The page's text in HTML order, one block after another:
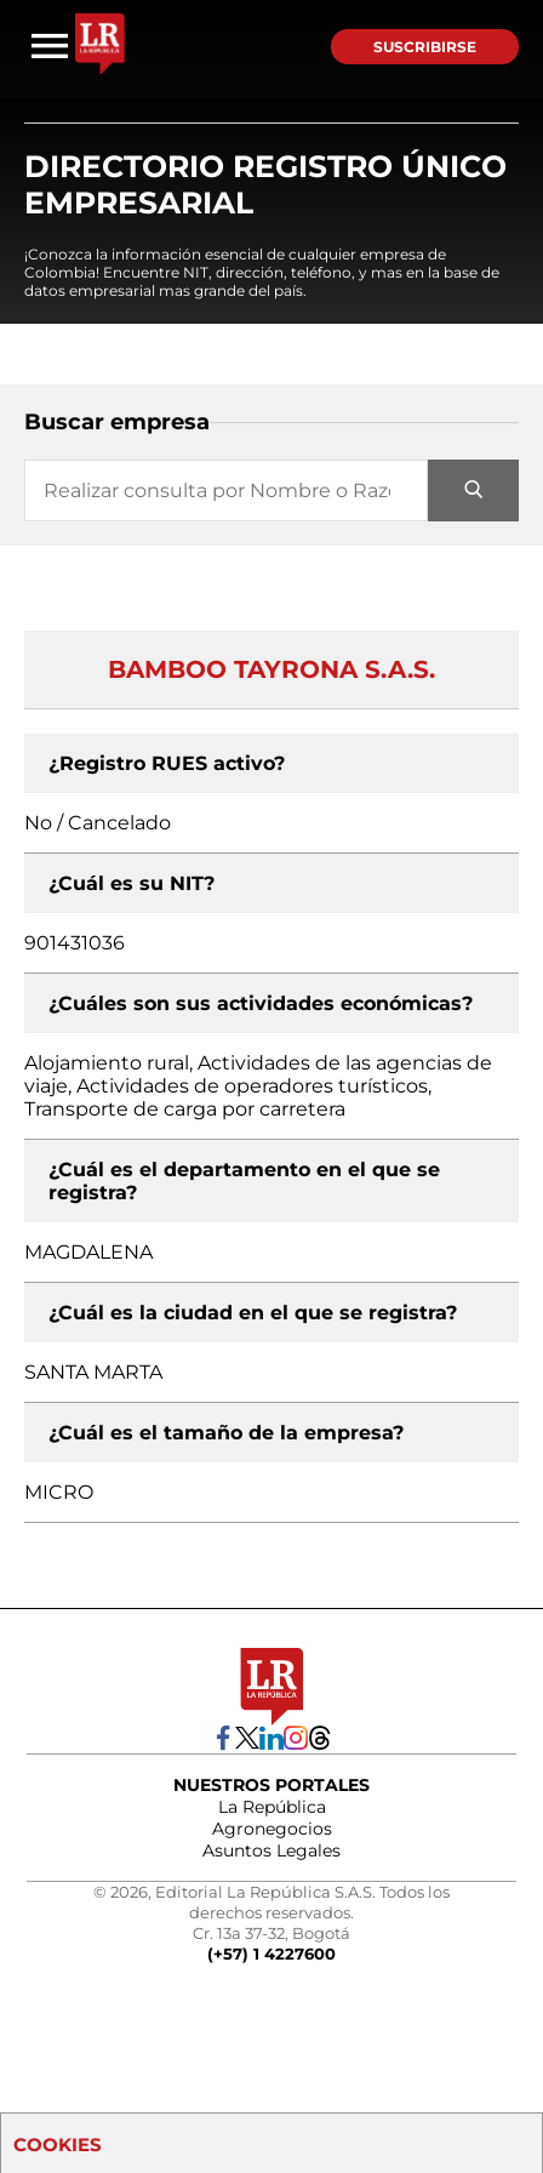
SUSCRIBIRSE
DIRECTORIO REGISTRO ÚNICO
EMPRESARIAL
¡Conozca la información esencial de cualquier empresa de
Colombia! Encuentre NIT, dirección, teléfono, y mas en la base de
datos empresarial mas grande del país.
Buscar empresa
BAMBOO TAYRONA S.A.S.
¿Registro RUES activo?
No / Cancelado
¿Cuál es su NIT?
901431036
¿Cuáles son sus actividades económicas?
Alojamiento rural, Actividades de las agencias de
viaje, Actividades de operadores turísticos,
Transporte de carga por carretera
¿Cuál es el departamento en el que se
registra?
MAGDALENA
¿Cuál es la ciudad en el que se registra?
SANTA MARTA
¿Cuál es el tamaño de la empresa?
MICRO
NUESTROS PORTALES
La República
Agronegocios
Asuntos Legales
© 2026, Editorial La República S.A.S. Todos los
derechos reservados.
Cr. 13a 37-32, Bogotá
(+57) 1 4227600
COOKIES